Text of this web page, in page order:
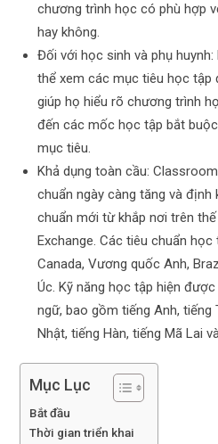
chương trình học có phù hợp
hay không.
Đối với học sinh và phụ
thể xem các mục tiêu học tập
giúp họ hiểu rõ chương trình
đến các mốc học tập bắt
mục tiêu.
Khả dụng toàn cầu:
chuẩn ngày càng tăng và
chuẩn mới từ khắp nơi trên
Exchange. Các tiêu chuẩn
Canada, Vương quốc Anh,
Úc. Kỹ năng học tập hiện
ngữ, bao gồm tiếng Anh, tiếng
Nhật, tiếng Hàn, tiếng Mã Lai
Mục Lục
Bắt đầu
Thời gian triển khai